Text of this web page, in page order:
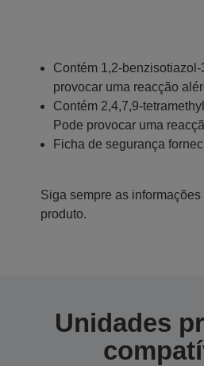
Contém 1,2-
provocar uma reacção
Contém 2,4,7,9-
Pode provocar uma
Ficha de segurança
Siga sempre as informações
produto.
Unidades